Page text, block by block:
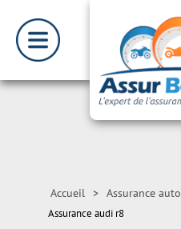
Accueil > Assurance auto
Assurance audi r8